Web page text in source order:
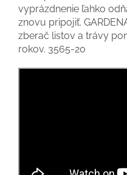
vyprázdnenie ľahko
znovu pripojiť.
zberač listov a trávy
rokov. 3565-20